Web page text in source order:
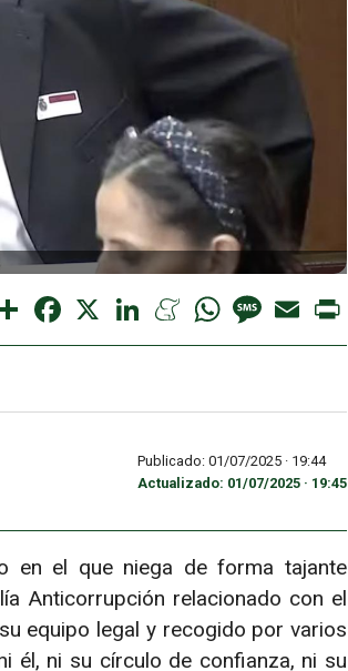
Share Facebook LinkedInMeneameWhatsAppMessage
Email
Publicado: 01/07/2025 · 19:44
Actualizado: 01/07/2025 · 19:45
en el que niega de forma tajante
Anticorrupción relacionado con el
equipo legal y recogido por varios
él, ni su círculo de confianza, ni su